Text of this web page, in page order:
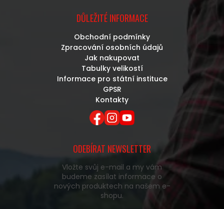
DŮLEŽITÉ INFORMACE
Obchodní podmínky
Zpracování osobních údajů
Jak nakupovat
Tabulky velikostí
Informace pro státní instituce
GPSR
Kontakty
ODEBÍRAT NEWSLETTER
Vložte svůj e-mail a my vám
budeme zasílat informace o
nových produktech na našem e-
shopu.